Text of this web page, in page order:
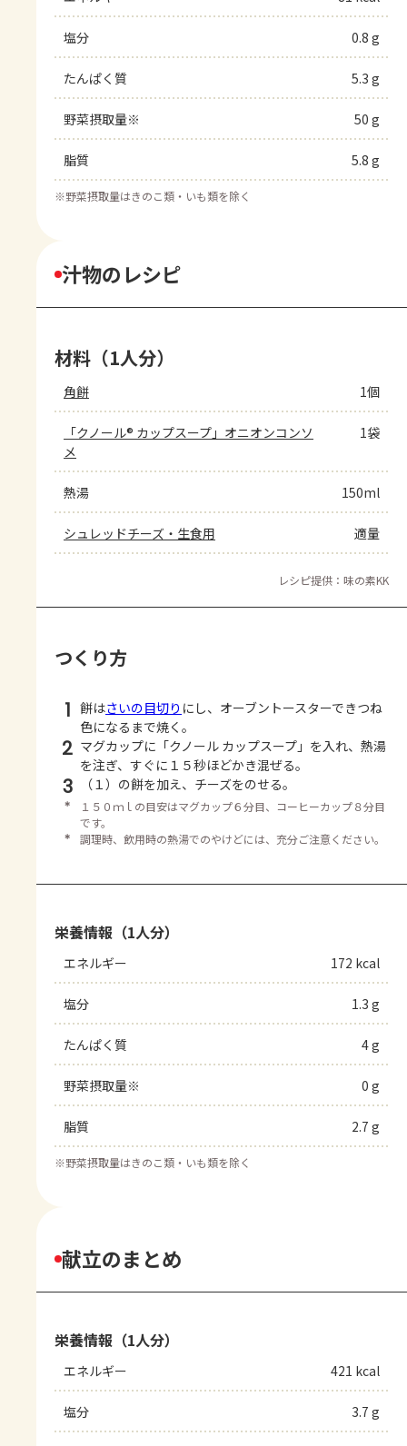
塩分 0.8 g
たんぱく質 5.3 g
野菜摂取量※ 50 g
脂質 5.8 g
※野菜摂取量はきのこ類・いも類を除く
汁物のレシピ
材料（1人分）
角餅 1個
「クノール® カップスープ」オニオンコンソ
メ
1袋
熱湯 150ml
シュレッドチーズ・生食用 適量
レシピ提供：味の素KK
つくり方
1 餅はさいの目切り にし、オーブントースターできつね
色になるまで焼く。
2 マグカップに「クノール カップスープ」を入れ、熱湯
を注ぎ、すぐに１５秒ほどかき混ぜる。
3 （１）の餅を加え、チーズをのせる。
＊
１５０ｍｌの目安はマグカップ６分目、コーヒーカップ８分目
です。
＊
調理時、飲用時の熱湯でのやけどには、充分ご注意ください。
栄養情報（1人分）
エネルギー 172 kcal
塩分 1.3 g
たんぱく質 4 g
野菜摂取量※ 0 g
脂質 2.7 g
※野菜摂取量はきのこ類・いも類を除く
献立のまとめ
栄養情報（1人分）
エネルギー 421 kcal
塩分 3.7 g